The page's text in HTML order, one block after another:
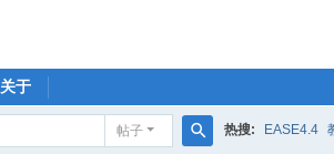
关于
帖子 热搜: EASE4.4